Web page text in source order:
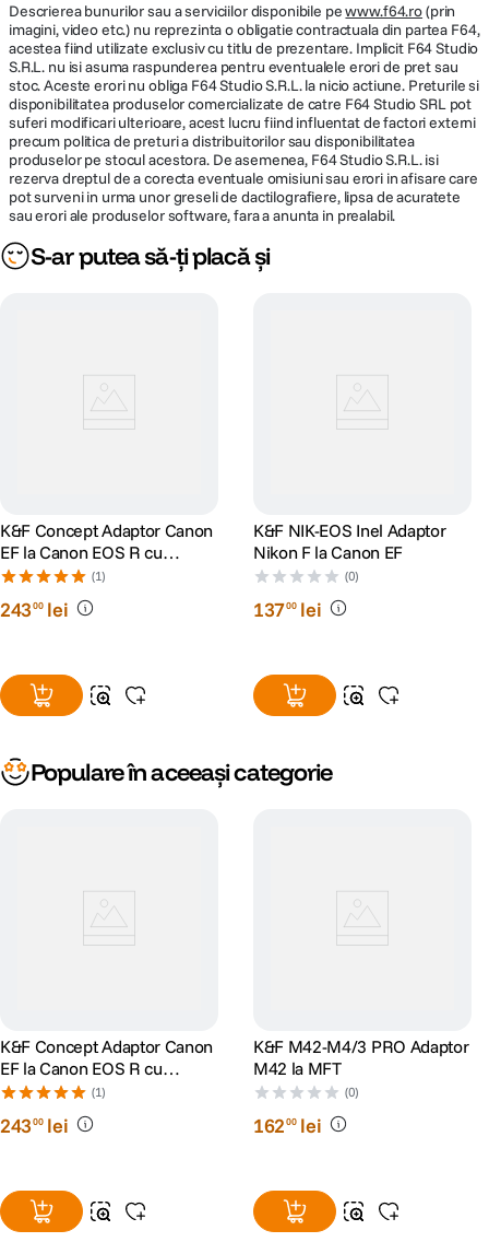
Descrierea bunurilor sau a serviciilor disponibile pewww.f64.ro(prin
imagini, video etc.) nu reprezinta o obligatie contractuala din partea F64,
acestea fiind utilizate exclusiv cu titlu de prezentare. Implicit F64 Studio
S.R.L. nu isi asuma raspunderea pentru eventualele erori de pret sau
stoc. Aceste erori nu obliga F64 Studio S.R.L. la nicio actiune. Preturile si
disponibilitatea produselor comercializate de catre F64 Studio SRL pot
suferi modificari ulterioare, acest lucru fiind influentat de factori externi
precum politica de preturi a distribuitorilor sau disponibilitatea
produselor pe stocul acestora. De asemenea, F64 Studio S.R.L. isi
rezerva dreptul de a corecta eventuale omisiuni sau erori in afisare care
pot surveni in urma unor greseli de dactilografiere, lipsa de acuratete
sau erori ale produselor software, fara a anunta in prealabil.
S-ar putea să-ți placă și
K&F Concept Adaptor Canon
EF la Canon EOS R cu
autofocus
(1)
24300 lei
K&F NIK-EOS Inel Adaptor
Nikon F la Canon EF
(0)
13700 lei
Populare în aceeași categorie
K&F Concept Adaptor Canon
EF la Canon EOS R cu
autofocus
(1)
24300 lei
K&F M42-M4/3 PRO Adaptor
M42 la MFT
(0)
16200 lei